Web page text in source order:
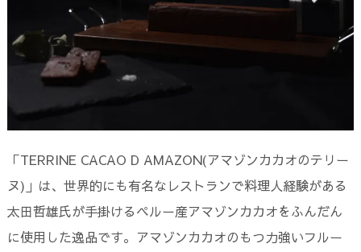
「TERRINE CACAO D AMAZON(アマゾンカカオのテリー
ヌ)」は、世界的にも有名なレストランで料理人経験がある
太田哲雄氏が手掛けるペルー産アマゾンカカオをふんだん
に使用した逸品です。アマゾンカカオのもつ力強いフルー